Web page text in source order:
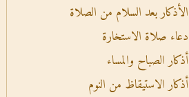
الأذكار بعد السلام من الصلاة
دعاء صلاة الاستخارة
أذكار الصباح والمساء
أذكار الاستيقاظ من النوم